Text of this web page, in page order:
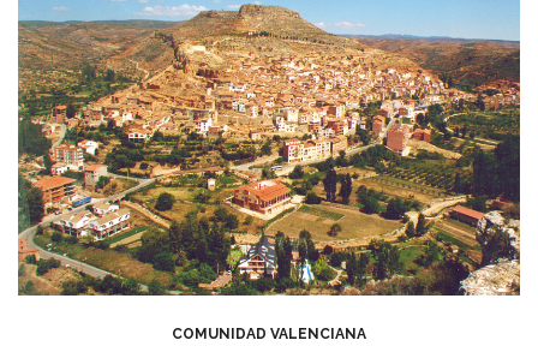
COMUNIDAD VALENCIANA